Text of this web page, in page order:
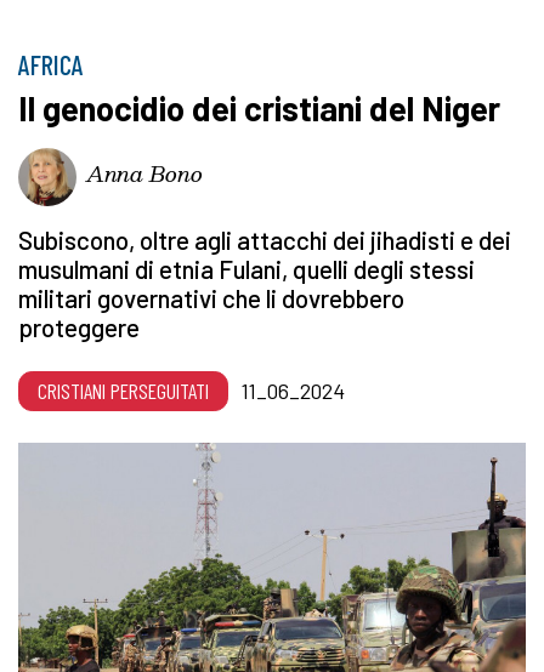
AFRICA
Il genocidio dei cristiani del Niger
Anna Bono
Subiscono, oltre agli attacchi dei jihadisti e dei
musulmani di etnia Fulani, quelli degli stessi
militari governativi che li dovrebbero
proteggere
CRISTIANI PERSEGUITATI 11_06_2024